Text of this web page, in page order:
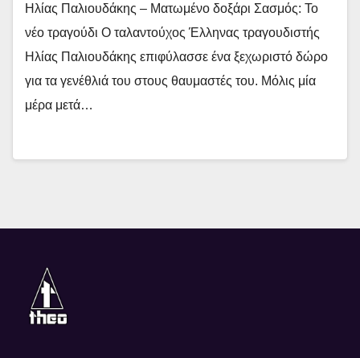
Ηλίας Παλιουδάκης – Ματωμένο δοξάρι Σασμός: Το
νέο τραγούδι Ο ταλαντούχος Έλληνας τραγουδιστής
Ηλίας Παλιουδάκης επιφύλασσε ένα ξεχωριστό δώρο
για τα γενέθλιά του στους θαυμαστές του. Μόλις μία
μέρα μετά…